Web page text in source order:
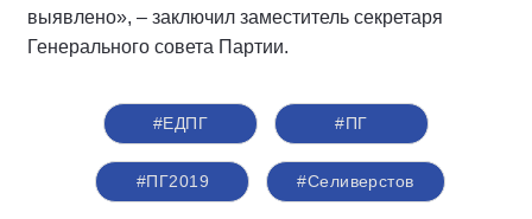
выявлено», – заключил заместитель секретаря
Генерального совета Партии.
#ЕДПГ #ПГ
#ПГ2019 #Селиверстов